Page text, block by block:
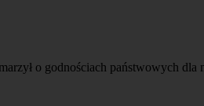
o godnościach państwowych